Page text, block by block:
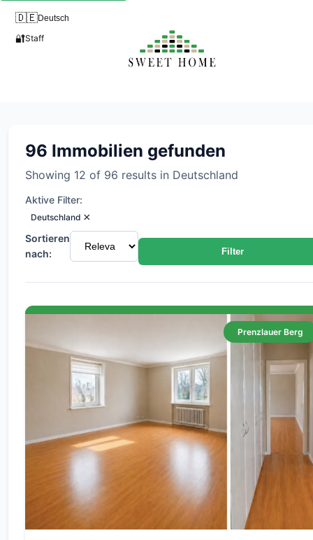
🇩🇪Deutsch
🔐Staff
96 Immobilien gefunden
Showing 12 of 96 results in Deutschland
Aktive Filter:
Deutschland ×
Sortieren
nach:
Filter
Prenzlauer Berg